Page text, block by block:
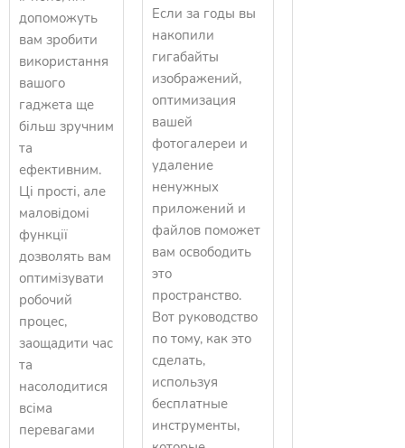
допоможуть
вам зробити
використання
вашого
гаджета ще
більш зручним
та
ефективним.
Ці прості, але
маловідомі
функції
дозволять вам
оптимізувати
робочий
процес,
заощадити час
та
насолодитися
всіма
перевагами
Если за годы вы
накопили
гигабайты
изображений,
оптимизация
вашей
фотогалереи и
удаление
ненужных
приложений и
файлов поможет
вам освободить
это
пространство.
Вот руководство
по тому, как это
сделать,
используя
бесплатные
инструменты,